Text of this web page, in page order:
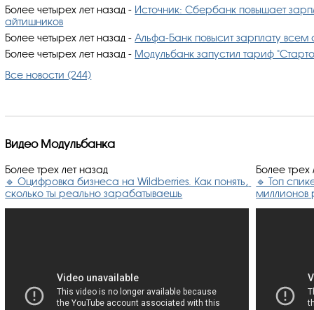
Более четырех лет назад- Источник: Сбербанк повышает
айтишников
Более четырех лет назад- Альфа-Банк повысит зарплату
Более четырех лет назад- Модульбанк запустил тариф
Все новости (244)
Видео Модульбанка
Более трех лет назад
🔹 Оцифровка бизнеса на Wildberries. Как понять,
сколько ты реально зарабатываешь
Более трех
🔹 Топ
миллионов